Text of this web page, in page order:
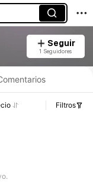
Seguir
1 Seguidores
Filtros